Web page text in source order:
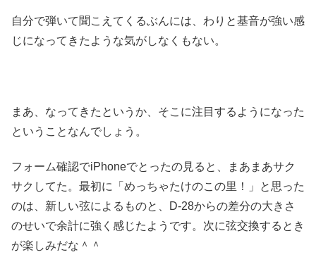
自分で弾いて聞こえてくるぶんには、わりと基音が強い感
じになってきたような気がしなくもない。
まあ、なってきたというか、そこに注目するようになった
ということなんでしょう。
フォーム確認でiPhoneでとったの見ると、まあまあサク
サクしてた。最初に「めっちゃたけのこの里！」と思った
のは、新しい弦によるものと、D-28からの差分の大きさ
のせいで余計に強く感じたようです。次に弦交換するとき
が楽しみだな＾＾